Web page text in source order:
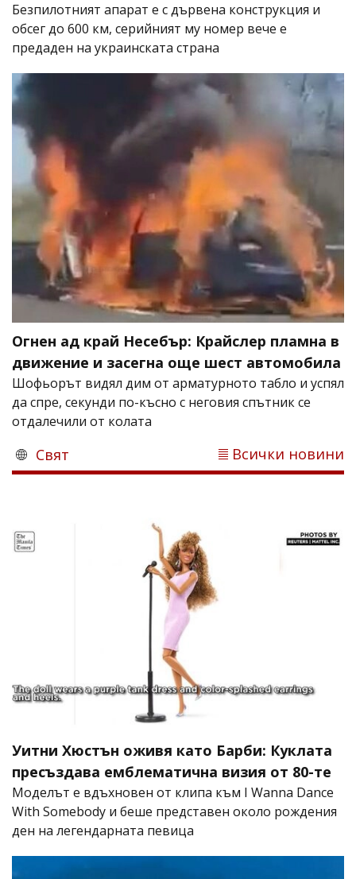
Безпилотният апарат е с дървена конструкция и
обсег до 600 км, серийният му номер вече е
предаден на украинската страна
Огнен ад край Несебър: Крайслер пламна в
движение и засегна още шест автомобила
Шофьорът видял дим от арматурното табло и успял
да спре, секунди по-късно с неговия спътник се
отдалечили от колата
Свят Всички новини
Уитни Хюстън оживя като Барби: Куклата
пресъздава емблематична визия от 80-те
Моделът е вдъхновен от клипа към I Wanna Dance
With Somebody и беше представен около рождения
ден на легендарната певица